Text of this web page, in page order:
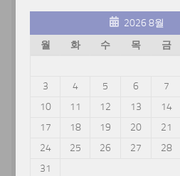
2026 8월
월
화 수 목 금
3
4 5 6 7
10
11 12 13 14
17
18 19 20 21
24
25 26 27 28
31